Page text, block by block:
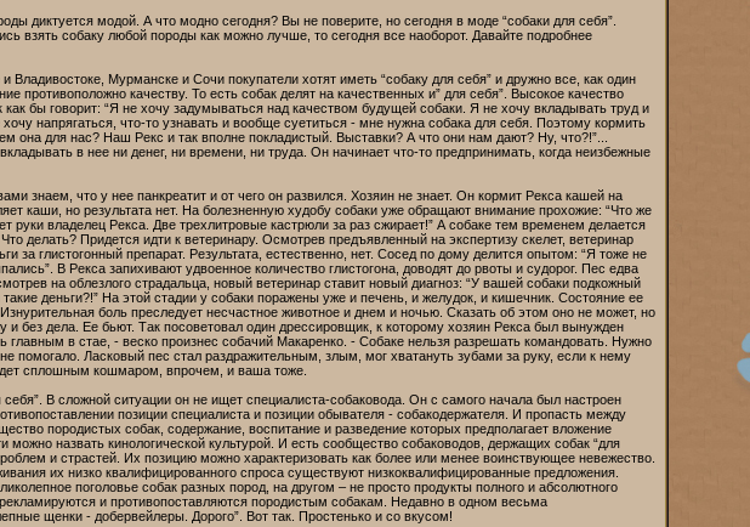
диктуется модой. А что модно сегодня? Вы не поверите, но сегодня в моде “собаки для себя”.
взять собаку любой породы как можно лучше, то сегодня все наоборот. Давайте подробнее
Мурманске и Сочи покупатели хотят иметь “собаку для себя” и дружно все, как один
противоположно качеству. То есть собак делят на качественных и” для себя”. Высокое качество
бы говорит: “Я не хочу задумываться над качеством будущей собаки. Я не хочу вкладывать труд и
напрягаться, что-то узнавать и вообще суетиться - мне нужна собака для себя. Поэтому кормить
она для нас? Наш Рекс и так вполне покладистый. Выставки? А что они нам дают? Ну, что?!”...
в нее ни денег, ни времени, ни труда. Он начинает что-то предпринимать, когда неизбежные
знаем, что у нее панкреатит и от чего он развился. Хозяин не знает. Он кормит Рекса кашей на
каши, но результата нет. На болезненную худобу собаки уже обращают внимание прохожие: “Что же
владелец Рекса. Две трехлитровые кастрюли за раз сжирает!” А собаке тем временем делается
делать? Придется идти к ветеринару. Осмотрев предъявленный на экспертизу скелет, ветеринар
за глистогонный препарат. Результата, естественно, нет. Сосед по дому делится опытом: “Я тоже не
В Рекса запихивают удвоенное количество глистогона, доводят до рвоты и судорог. Пес едва
на облезлого страдальца, новый ветеринар ставит новый диагноз: “У вашей собаки подкожный
деньги?!” На этой стадии у собаки поражены уже и печень, и желудок, и кишечник. Состояние ее
боль преследует несчастное животное и днем и ночью. Сказать об этом оно не может, но
без дела. Ее бьют. Так посоветовал один дрессировщик, к которому хозяин Рекса был вынужден
главным в стае, - веско произнес собачий Макаренко. - Собаке нельзя разрешать командовать. Нужно
помогало. Ласковый пес стал раздражительным, злым, мог хватануть зубами за руку, если к нему
сплошным кошмаром, впрочем, и ваша тоже.
В сложной ситуации он не ищет специалиста-собаковода. Он с самого начала был настроен
позиции специалиста и позиции обывателя - собакодержателя. И пропасть между
породистых собак, содержание, воспитание и разведение которых предполагает вложение
можно назвать кинологической культурой. И есть сообщество собаководов, держащих собак “для
и страстей. Их позицию можно характеризовать как более или менее воинствующее невежество.
их низко квалифицированного спроса существуют низкоквалифицированные предложения.
поголовье собак разных пород, на другом – не просто продукты полного и абсолютного
и противопоставляются породистым собакам. Недавно в одном весьма
щенки - добервейлеры. Дорого”. Вот так. Простенько и со вкусом!